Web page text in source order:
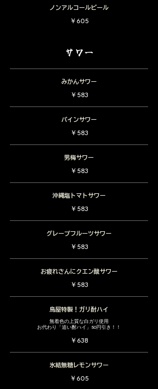
ノンアルコールビール
￥605
サワー
みかんサワー
￥583
パインサワー
￥583
男梅サワー
￥583
沖縄塩トマトサワー
￥583
グレープフルーツサワー
￥583
お疲れさんにクエン酸サワー
￥583
鳥屋特製！ガリ酎ハイ
無着色の上質な白ガリ使用
お代わり「追い酎ハイ」50円引き！！
￥638
氷結無糖レモンサワー
￥605